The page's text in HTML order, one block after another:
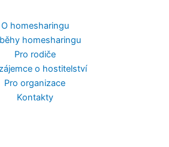
O homesharingu
homesharingu
Pro rodiče
o hostitelství
Pro organizace
Kontakty